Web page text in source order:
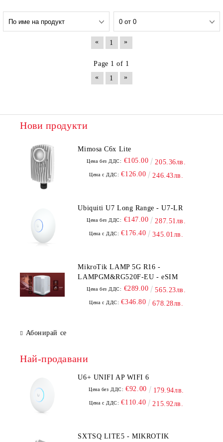
« 1 »
Page 1 of 1
«
1 »
Нови продукти
Mimosa C6x Lite
Цена без ДДС: €105.00 205.36лв.
Цена с ДДС: €126.00 246.43лв.
Ubiquiti U7 Long Range - U7-LR
Цена без ДДС: €147.00 287.51лв.
Цена с ДДС: €176.40 345.01лв.
MikroTik LAMP 5G R16 -
LAMPGM&RG520F-EU - eSIM
Цена без ДДС: €289.00 565.23лв.
Цена с ДДС: €346.80 678.28лв.
Абонирай се
Най-продавани
U6+ UNIFI AP WIFI 6
Цена без ДДС: €92.00 179.94лв.
Цена с ДДС: €110.40 215.92лв.
SXTSQ LITE5 - MIKROTIK